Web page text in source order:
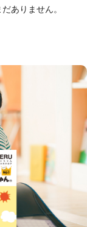
ありません。